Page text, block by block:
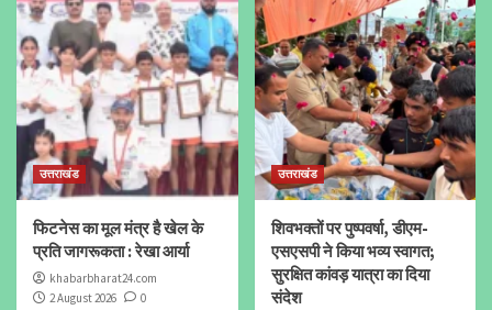
उत्तराखंड
फिटनेस का मूल मंत्र है खेल के
प्रति जागरूकता : रेखा आर्या
khabarbharat24.com
2 August 2026
0
उत्तराखंड
शिवभक्तों पर पुष्पवर्षा, डीएम-
एसएसपी ने किया भव्य स्वागत;
सुरक्षित कांवड़ यात्रा का दिया
संदेश